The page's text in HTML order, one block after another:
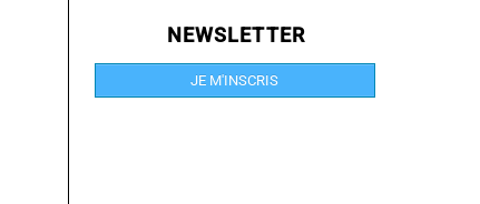
NEWSLETTER
JE M'INSCRIS